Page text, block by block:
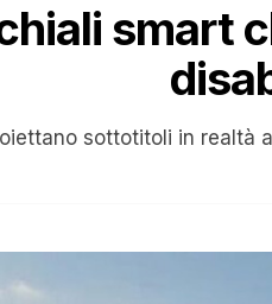
smart
sottotitoli in realtà